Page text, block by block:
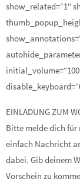
show_related=“1″
EINLADUNG ZUM
Bitte melde dich
einfach Nachricht
dabei. Gib deinem
Vorschein zu